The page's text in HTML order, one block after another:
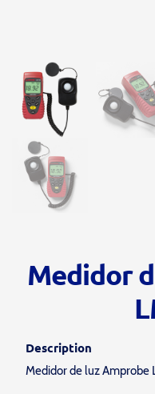
Medidor
Description
Medidor de luz Amprobe